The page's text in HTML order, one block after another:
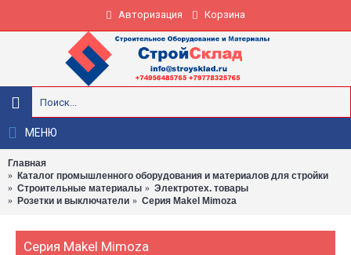
Авторизация Корзина
МЕНЮ
Главная
Каталог промышленного оборудования и материалов для стройки
Строительные материалы
Электротех. товары
Розетки и выключатели
Серия Makel Mimoza
Серия Makel Mimoza